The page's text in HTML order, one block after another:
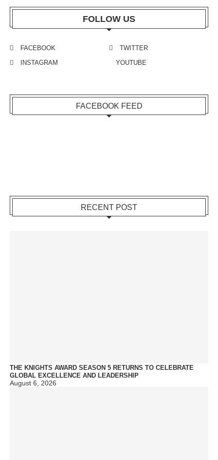
FOLLOW US
FACEBOOK
TWITTER
INSTAGRAM
YOUTUBE
FACEBOOK FEED
RECENT POST
THE KNIGHTS AWARD SEASON 5 RETURNS TO CELEBRATE
GLOBAL EXCELLENCE AND LEADERSHIP
August 6, 2026